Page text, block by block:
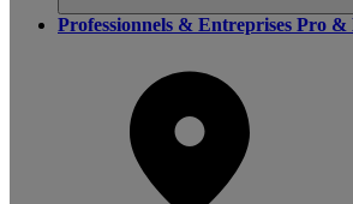
Professionnels & Entreprises Pro &